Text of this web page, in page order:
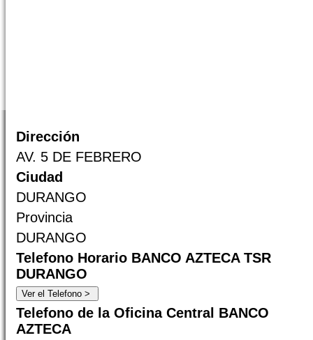
Dirección
AV. 5 DE FEBRERO
Ciudad
DURANGO
Provincia
DURANGO
Telefono Horario BANCO AZTECA TSR
DURANGO
Telefono de la Oficina Central BANCO
AZTECA